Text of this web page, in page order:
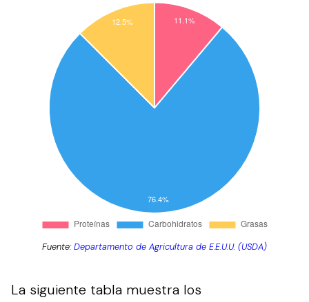
Fuente:Departamento de Agricultura de E.E.U.U. (USDA)
La siguiente tabla muestra los